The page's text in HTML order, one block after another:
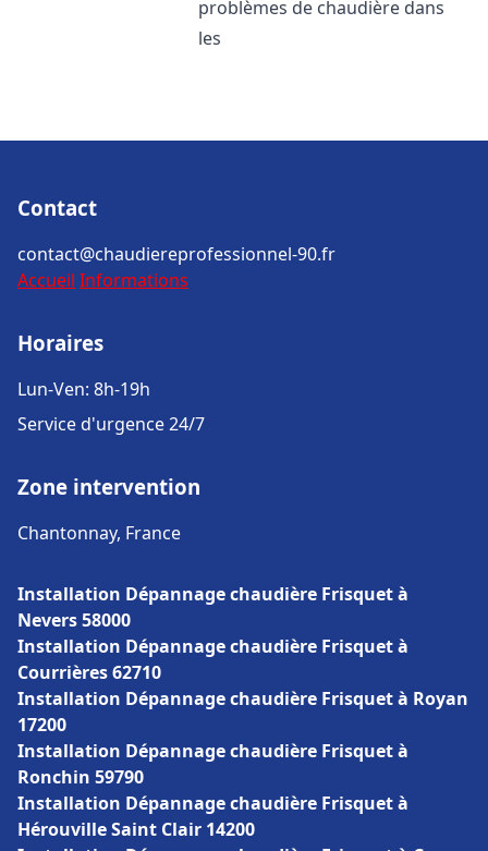
problèmes de chaudière dans
les
Contact
contact@chaudiereprofessionnel-90.fr
Accueil Informations
Horaires
Lun-Ven: 8h-19h
Service d'urgence 24/7
Zone intervention
Chantonnay, France
Installation Dépannage chaudière Frisquet à
Nevers 58000
Installation Dépannage chaudière Frisquet à
Courrières 62710
Installation Dépannage chaudière Frisquet à Royan
17200
Installation Dépannage chaudière Frisquet à
Ronchin 59790
Installation Dépannage chaudière Frisquet à
Hérouville Saint Clair 14200